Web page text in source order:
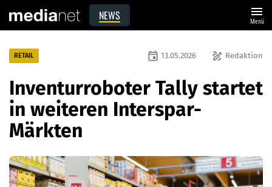
NEWS menu
Menü
RETAIL draw Redaktion
event 13.05.2026
Inventurroboter Tally startet
in weiteren Interspar-
Märkten